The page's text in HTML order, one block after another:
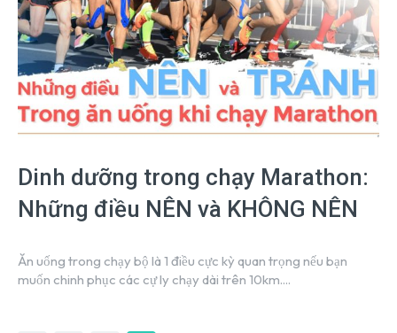
Dinh dưỡng trong chạy Marathon:
Những điều NÊN và KHÔNG NÊN
Ăn uống trong chạy bộ là 1 điều cực kỳ quan trọng nếu bạn
muốn chinh phục các cự ly chạy dài trên 10km....